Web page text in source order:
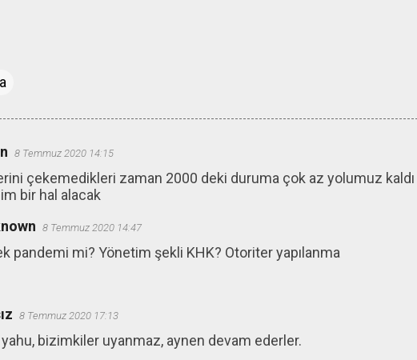
8 Temmuz 2020 14:15
çekemedikleri zaman 2000 deki duruma çok az yolumuz
bir hal alacak
8 Temmuz 2020 14:47
pandemi mi? Yönetim şekli KHK? Otoriter yapılanma
8 Temmuz 2020 17:13
bizimkiler uyanmaz, aynen devam ederler.